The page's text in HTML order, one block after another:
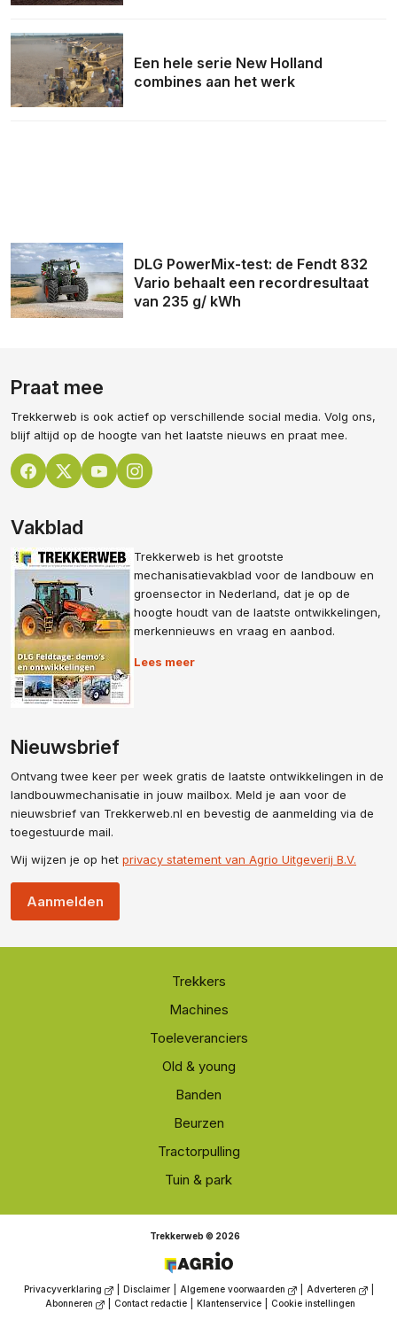
Een hele serie New Holland
combines aan het werk
DLG PowerMix-test: de Fendt 832
Vario behaalt een recordresultaat
van 235 g/ kWh
Praat mee
Trekkerweb is ook actief op verschillende social media. Volg ons,
blijf altijd op de hoogte van het laatste nieuws en praat mee.
Vakblad
Trekkerweb is het grootste
mechanisatievakblad voor de landbouw en
groensector in Nederland, dat je op de
hoogte houdt van de laatste ontwikkelingen,
merkennieuws en vraag en aanbod.
Lees meer
Nieuwsbrief
Ontvang twee keer per week gratis de laatste ontwikkelingen in de
landbouwmechanisatie in jouw mailbox. Meld je aan voor de
nieuwsbrief van Trekkerweb.nl en bevestig de aanmelding via de
toegestuurde mail.
Wij wijzen je op het privacy statement van Agrio Uitgeverij B.V.
Aanmelden
Trekkers
Machines
Toeleveranciers
Old & young
Banden
Beurzen
Tractorpulling
Tuin & park
Trekkerweb © 2026
Privacyverklaring Disclaimer Algemene voorwaarden Adverteren
Abonneren
Contact redactie Klantenservice Cookie instellingen